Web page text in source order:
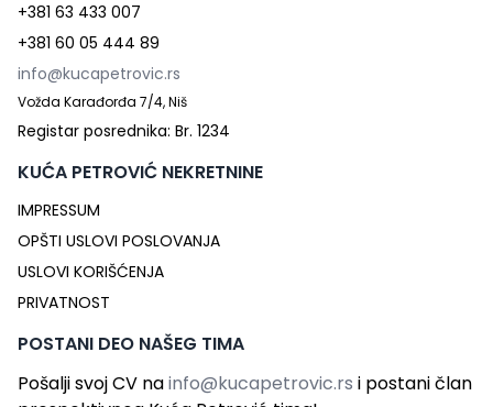
+381 63 433 007
+381 60 05 444 89
info@kucapetrovic.rs
Vožda Karađorđa 7/4, Niš
Registar posrednika: Br. 1234
KUĆA PETROVIĆ NEKRETNINE
IMPRESSUM
OPŠTI USLOVI POSLOVANJA
USLOVI KORIŠĆENJA
PRIVATNOST
POSTANI DEO NAŠEG TIMA
Pošalji svoj CV nainfo@kucapetrovic.rs i postani član